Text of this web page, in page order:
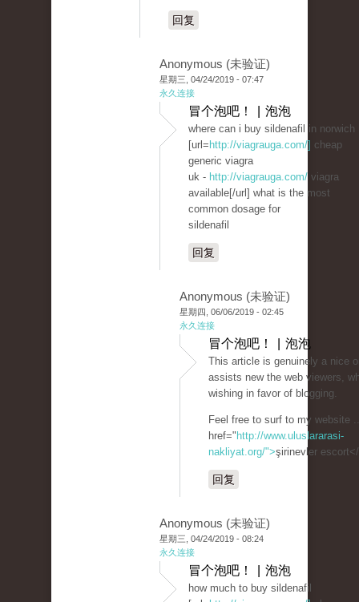
回复
Anonymous (未验证)
星期三, 04/24/2019 - 07:47
永久连接
冒个泡吧！ | 泡泡
where can i buy sildenafil in norwich
[url= http://viagrauga.com/] cheap
generic viagra
uk - http://viagrauga.com/ viagra
available[/url] what is the most
common dosage for
sildenafil
回复
Anonymous (未验证)
星期四, 06/06/2019 - 02:45
永久连接
冒个泡吧！ | 泡泡
This article is genuinely a nice
assists new the web viewers,
wishing in favor of blogging.
Feel free to surf to my website
href=" http://www.uluslararasi-
nakliyat.org/">şirinevler
回复
Anonymous (未验证)
星期三, 04/24/2019 - 08:24
永久连接
冒个泡吧！ | 泡泡
how much to buy sildenafil